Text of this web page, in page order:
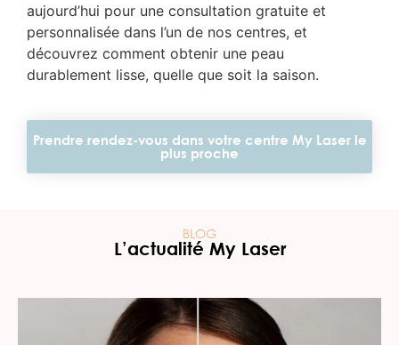
aujourd’hui pour une consultation gratuite et
personnalisée dans l’un de nos centres, et
découvrez comment obtenir une peau
durablement lisse, quelle que soit la saison.
Prendre rendez-vous dans votre centre My Laser le
plus proche
BLOG
L’actualité My Laser